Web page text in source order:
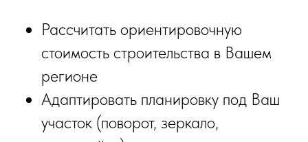
Рассчитать ориентировочную
стоимость строительства в Вашем
регионе
Адаптировать планировку под Ваш
участок (поворот, зеркало,